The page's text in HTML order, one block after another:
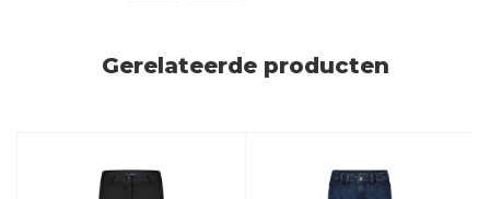
Gerelateerde producten